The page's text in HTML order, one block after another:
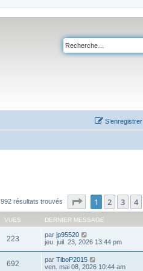
S’enregistrer
992 résultats trouvés Page sur20
1 2 3 4
VUES DERNIER MESSAGE
223 par jp95520
jeu. juil. 23, 2026 13:44 pm
692 par TiboP2015
ven. mai 08, 2026 10:44 am